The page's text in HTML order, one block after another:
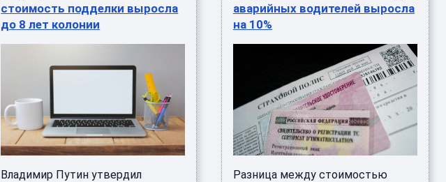
стоимость подделки выросла
до 8 лет колонии
Владимир Путин утвердил
аварийных водителей выросла
на 10%
Разница между стоимостью